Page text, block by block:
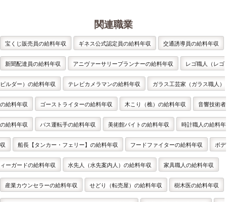
関連職業
宝くじ販売員の給料年収 ギネス公式認定員の給料年収 交通誘導員の給料年収
新聞配達員の給料年収 アニヴァーサリープランナーの給料年収 レゴ職人（レゴ
ビルダー）の給料年収 テレビカメラマンの給料年収 ガラス工芸家（ガラス職人）
の給料年収 ゴーストライターの給料年収 木こり（樵）の給料年収 音響技術者
の給料年収 バス運転手の給料年収 美術館バイトの給料年収 時計職人の給料年
収 船長【タンカー・フェリー】の給料年収 フードファイターの給料年収 ボデ
ィーガードの給料年収 水先人（水先案内人）の給料年収 家具職人の給料年収
産業カウンセラーの給料年収 せどり（転売屋）の給料年収 樹木医の給料年収